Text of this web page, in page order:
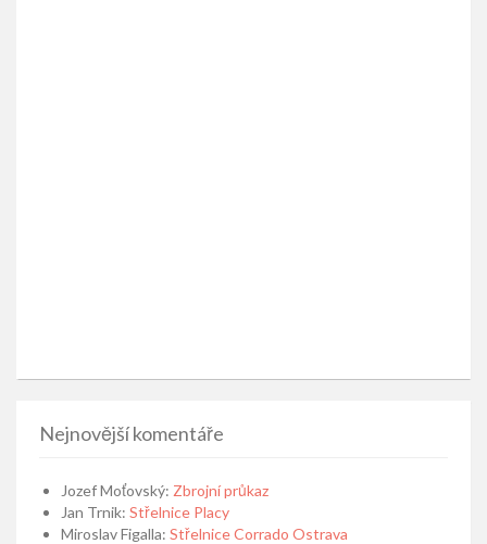
Nejnovější komentáře
Jozef Moťovský: Zbrojní průkaz
Jan Trnik: Střelnice Placy
Miroslav Figalla: Střelnice Corrado Ostrava